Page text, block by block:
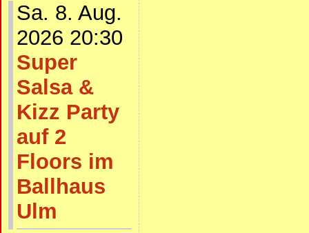
Sa. 8. Aug.
2026 20:30
Super
Salsa &
Kizz Party
auf 2
Floors im
Ballhaus
Ulm